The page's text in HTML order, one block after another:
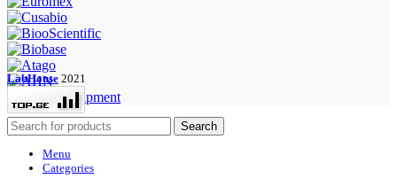
LabHouse 2021
Search
Menu
Categories